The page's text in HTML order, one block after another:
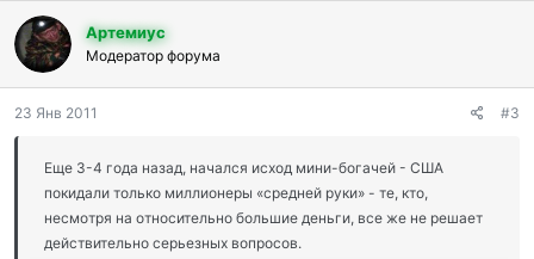
л
а
г
о
а
и
:
Артемиус
Модератор форума
23 Янв 2011 #3
Еще 3-4 года назад, начался исход мини-богачей - США
покидали только миллионеры «средней руки» - те, кто,
несмотря на относительно большие деньги, все же не решает
действительно серьезных вопросов.